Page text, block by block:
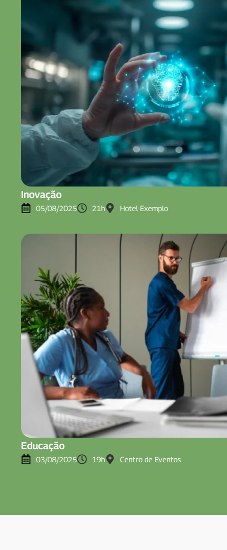
Inovação
05/08/2025 21h Hotel Exemplo
Educação
03/08/2025 19h Centro de Eventos